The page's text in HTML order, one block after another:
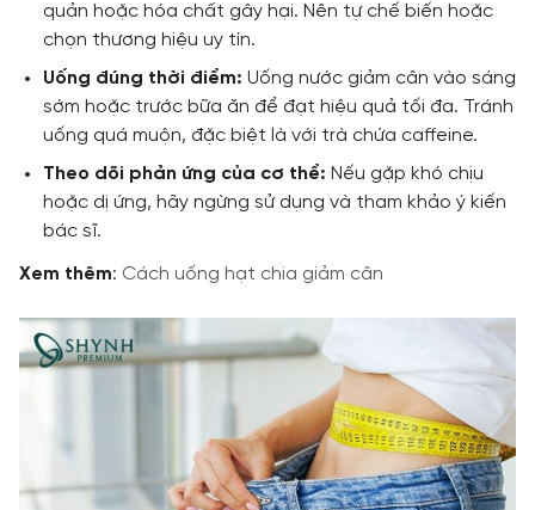
quản hoặc hóa chất gây hại. Nên tự chế biến hoặc
chọn thương hiệu uy tín.
Uống đúng thời điểm: Uống nước giảm cân vào sáng
sớm hoặc trước bữa ăn để đạt hiệu quả tối đa. Tránh
uống quá muộn, đặc biệt là với trà chứa caffeine.
Theo dõi phản ứng của cơ thể: Nếu gặp khó chịu
hoặc dị ứng, hãy ngừng sử dụng và tham khảo ý kiến
bác sĩ.
Xem thêm: Cách uống hạt chia giảm cân